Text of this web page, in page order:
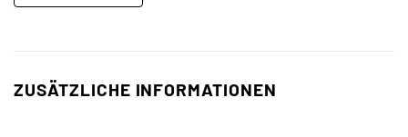
ZUSÄTZLICHE INFORMATIONEN